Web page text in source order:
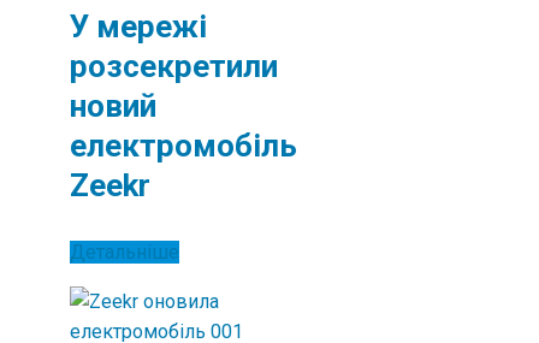
У мережі
розсекретили
новий
електромобіль
Zeekr
Детальніше